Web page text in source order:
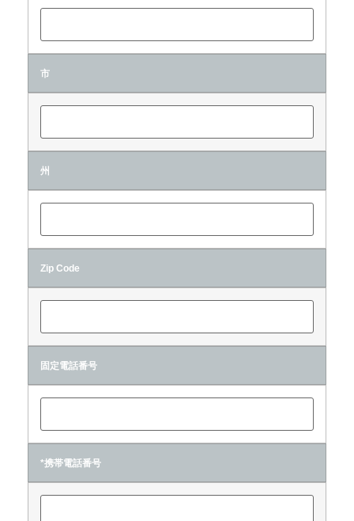
市
州
Zip Code
固定電話番号
*携帯電話番号